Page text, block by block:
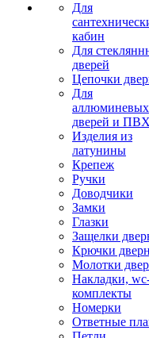
Для
кабин
Для
дверей
Цепочки
Для
аллюминевых
дверей и ПВХ
Изделия из
латунины
Крепеж
Ручки
Доводчики
Замки
Глазки
Защелки
Крючки
Молотки
Накладки,
комплекты
Номерки
Ответные